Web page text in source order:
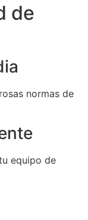
de
normas de
equipo de